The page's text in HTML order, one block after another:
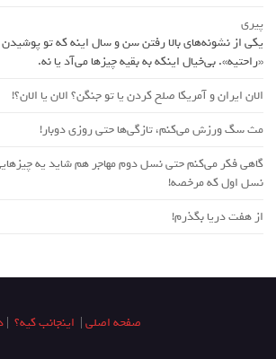
پیری
یکی از نشونه‌های بالا رفتن سن و سال اینه که تو
«راحتیه». بی‌خیال اینکه به بقیه چیزها می‌آد یا نه.
الان ایران و آمریکا صلح کردن یا تو جنگن؟‌ الان یا الان؟!
مث سگ ورزش می‌کنم، تازگی‌ها حتی روزی دوبار!
گاهی فکر می‌کنم حتی نسل دوم مهاجر هم شاید یه
نسل اول که مرخصه!
از هفت دریا بگذرم!
صفحه اصلی| اینجانب کیه؟ |